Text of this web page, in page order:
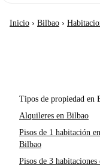
Inicio › Bilbao ›
Tipos de propiedad en
Alquileres en Bilbao
Pisos de 1 habitación
Bilbao
Pisos de 3 habitaciones